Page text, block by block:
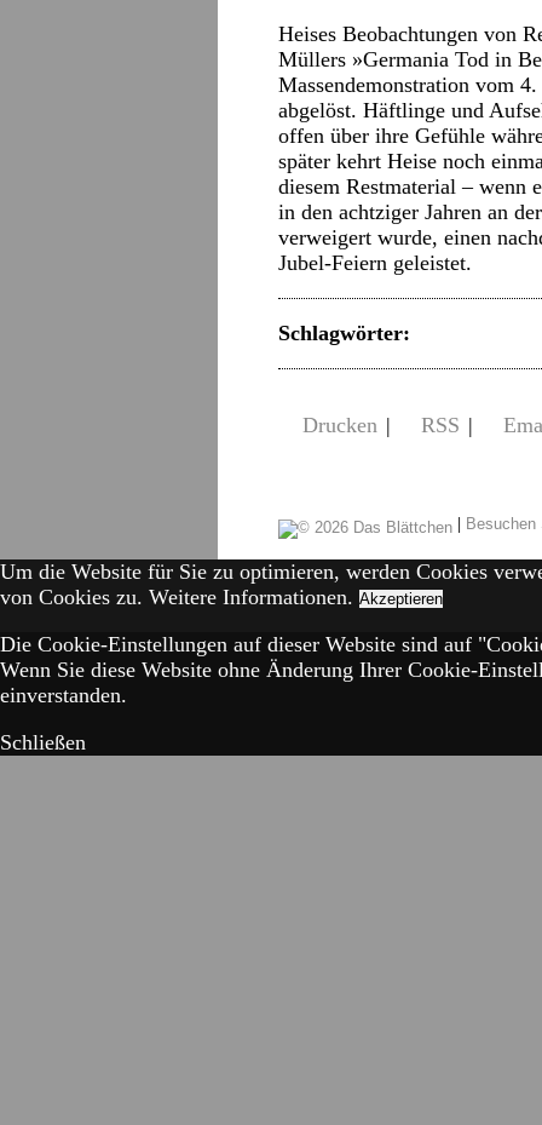
Heises Beobachtungen von
Müllers »Germania Tod in
Massendemonstration vom
abgelöst. Häftlinge und
offen über ihre Gefühle
später kehrt Heise noch
diesem Restmaterial – wenn
in den achtziger Jahren an
verweigert wurde, einen
Jubel-Feiern geleistet.
Schlagwörter:
Drucken | RSS |
|
Um die Website für Sie zu optimieren, werden Cookies
von Cookies zu. Weitere Informationen. Akzeptieren
Die Cookie-Einstellungen auf dieser Website sind auf
Wenn Sie diese Website ohne Änderung Ihrer Cookie-
einverstanden.
Schließen